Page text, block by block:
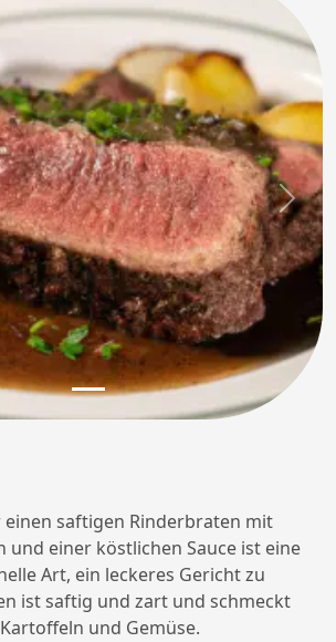
Next
einen saftigen Rinderbraten mit
und einer köstlichen Sauce ist eine
Art, ein leckeres Gericht zu
ist saftig und zart und schmeckt
und Gemüse.